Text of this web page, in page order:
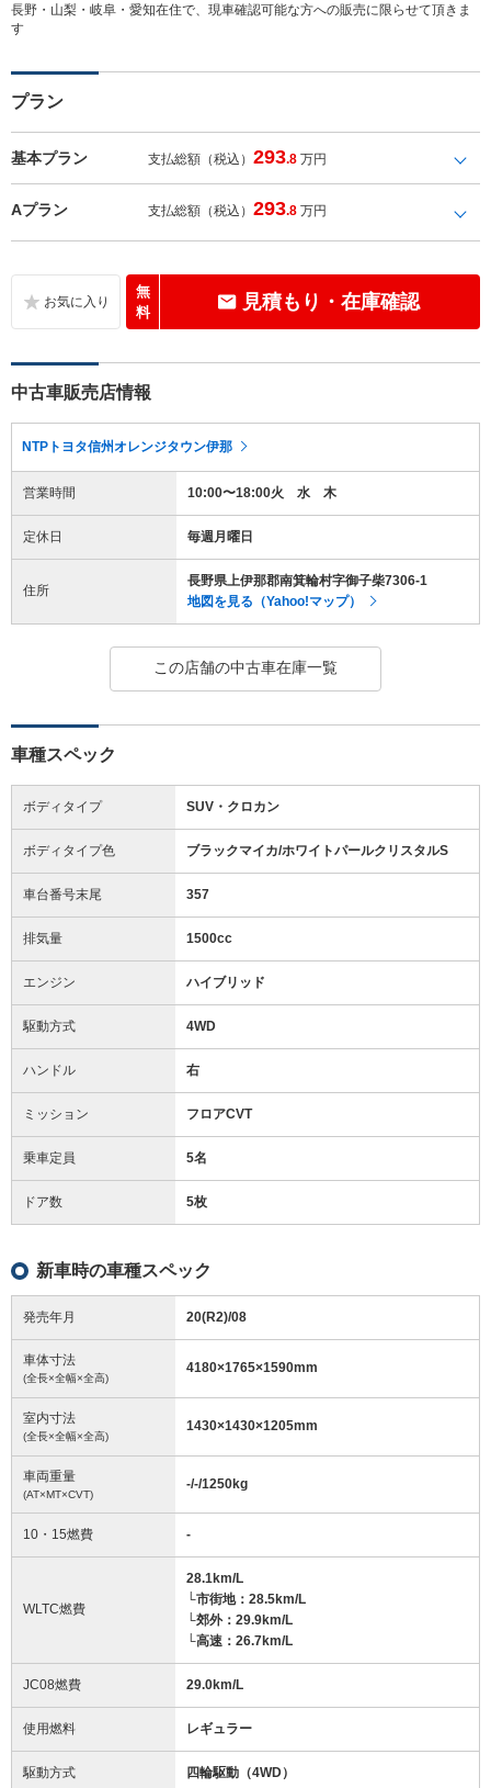
長野・山梨・岐阜・愛知在住で、現車確認可能な方への販売に限らせて頂きま
す
プラン
基本プラン 支払総額（税込）293.8 万円
Aプラン 支払総額（税込）293.8 万円
無
料
見積もり・在庫確認
中古車販売店情報
NTPトヨタ信州オレンジタウン伊那
営業時間 10:00〜18:00火 水 木
定休日 毎週月曜日
住所
長野県上伊那郡南箕輪村字御子柴7306-1
地図を見る（Yahoo!マップ）
この店舗の中古車在庫一覧
車種スペック
ボディタイプ SUV・クロカン
ボディタイプ色 ブラックマイカ/ホワイトパールクリスタルS
車台番号末尾 357
排気量 1500cc
エンジン ハイブリッド
駆動方式 4WD
ハンドル 右
ミッション フロアCVT
乗車定員 5名
ドア数 5枚
新車時の車種スペック
発売年月 20(R2)/08
車体寸法
(全長×全幅×全高)
4180×1765×1590mm
室内寸法
(全長×全幅×全高)
1430×1430×1205mm
車両重量
(AT×MT×CVT)
-/-/1250kg
10・15燃費 -
WLTC燃費
28.1km/L
└市街地：28.5km/L
└郊外：29.9km/L
└高速：26.7km/L
JC08燃費 29.0km/L
使用燃料 レギュラー
駆動方式 四輪駆動（4WD）